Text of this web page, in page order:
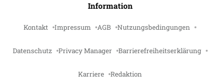
Information
Kontakt Impressum AGB Nutzungsbedingungen
Datenschutz Privacy Manager Barrierefreiheitserklärung
Karriere Redaktion